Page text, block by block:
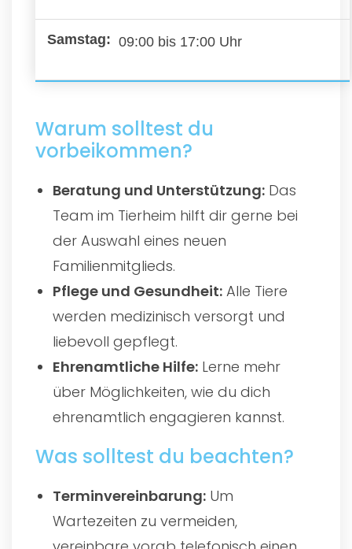
09:00 bis 17:00 Uhr
Warum solltest du
vorbeikommen?
Beratung und Unterstützung: Das
Team im Tierheim hilft dir gerne bei
der Auswahl eines neuen
Familienmitglieds.
Pflege und Gesundheit: Alle Tiere
werden medizinisch versorgt und
liebevoll gepflegt.
Ehrenamtliche Hilfe: Lerne mehr
über Möglichkeiten, wie du dich
ehrenamtlich engagieren kannst.
Was solltest du beachten?
Terminvereinbarung: Um
Wartezeiten zu vermeiden,